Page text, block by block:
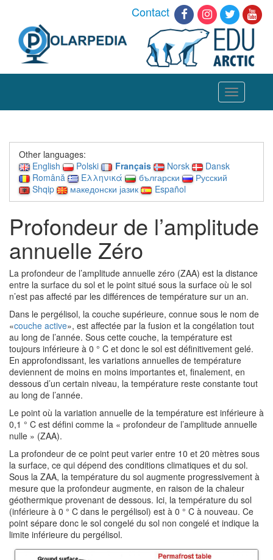
Contact
Toggle
navigation
Other languages:
English
Polski Français Norsk
Dansk
Română
Ελληνικά български
Русский
Shqip
македонски јазик Español
Profondeur de l’amplitude
annuelle Zéro
La profondeur de l’amplitude annuelle zéro (ZAA) est la distance
entre la surface du sol et le point situé sous la surface où le sol
n’est pas affecté par les différences de température sur un an.
Dans le pergélisol, la couche supérieure, connue sous le nom de
«couche active», est affectée par la fusion et la congélation tout
au long de l’année. Sous cette couche, la température est
toujours inférieure à 0 ° C et donc le sol est définitivement gelé.
En approfondissant, les variations annuelles de température
deviennent de moins en moins importantes et, finalement, en
dessous d’un certain niveau, la température reste constante tout
au long de l’année.
Le point où la variation annuelle de la température est inférieure à
0,1 ° C est défini comme la « profondeur de l’amplitude annuelle
nulle » (ZAA).
La profondeur de ce point peut varier entre 10 et 20 mètres sous
la surface, ce qui dépend des conditions climatiques et du sol.
Sous la ZAA, la température du sol augmente progressivement à
mesure que la profondeur augmente, en raison de la chaleur
géothermique provenant de dessous. Ici, la température du sol
(inférieure à 0 ° C dans le pergélisol) est à 0 ° C à nouveau. Ce
point sépare donc le sol congelé du sol non congelé et indique la
limite inférieure du pergélisol.